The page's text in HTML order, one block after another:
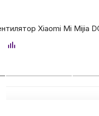
Xiaomi Mi Mijia